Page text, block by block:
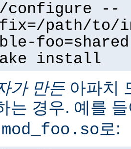
--
path/
foo=shared
install
가 만든아파치
는 경우. 예를
mod_foo.so로: